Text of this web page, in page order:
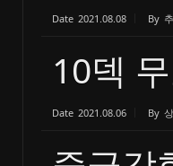
Date 2021.08.08 By
10덱
Date 2021.08.06 By